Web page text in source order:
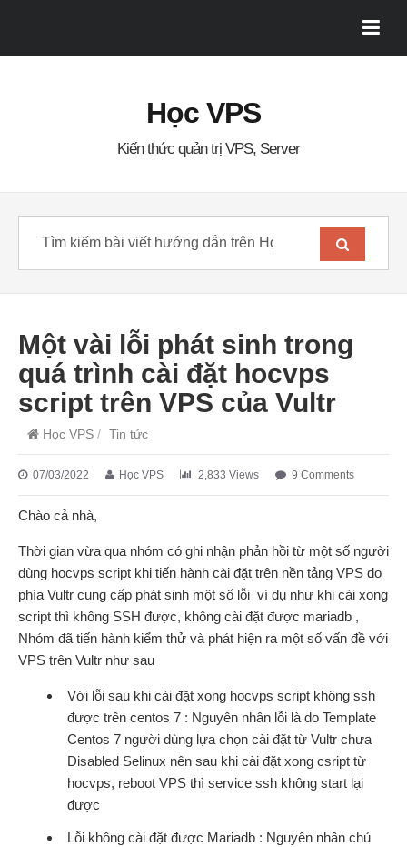
Học VPS
Kiến thức quản trị VPS, Server
Một vài lỗi phát sinh trong
quá trình cài đặt hocvps
script trên VPS của Vultr
Học VPS / Tin tức
07/03/2022 Học VPS 2,833 Views 9 Comments
Chào cả nhà,
Thời gian vừa qua nhóm có ghi nhận phản hồi từ một số người
dùng hocvps script khi tiến hành cài đặt trên nền tảng VPS do
phía Vultr cung cấp phát sinh một số lỗi ví dụ như khi cài xong
script thì không SSH được, không cài đặt được mariadb ,
Nhóm đã tiến hành kiểm thử và phát hiện ra một số vấn đề với
VPS trên Vultr như sau
Với lỗi sau khi cài đặt xong hocvps script không ssh
được trên centos 7 : Nguyên nhân lỗi là do Template
Centos 7 người dùng lựa chọn cài đặt từ Vultr chưa
Disabled Selinux nên sau khi cài đặt xong csript từ
hocvps, reboot VPS thì service ssh không start lại
được
Lỗi không cài đặt được Mariadb : Nguyên nhân chủ